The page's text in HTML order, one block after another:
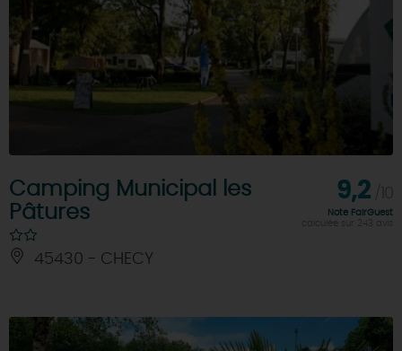
Camping Municipal les
Pâtures
45430 - CHECY
9,2
Note FairGuest